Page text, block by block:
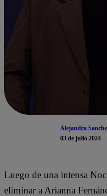
Alejandra
03 de julio 2024
Luego de una intensa
eliminar a Arianna